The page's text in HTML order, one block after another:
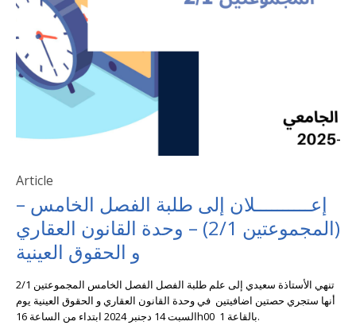
Article
إعــــــــــلان إلى طلبة الفصل الخامس –
(المجموعت ين 2/1) – وحدة القانون العقاري
و الحقوق العينية
تنهي الأستاذة سعيدي إلى علم طلبة الفصل الفصل الخامس المجموعتين 2/1
أنها ستجري حصتين اضافيتين في وحدة القانون العقاري و الحقوق العينية يوم
السبت 14 دجنبر 2024 ابتداء من الساعة 16h00 بالقاعة 1. ‎‎